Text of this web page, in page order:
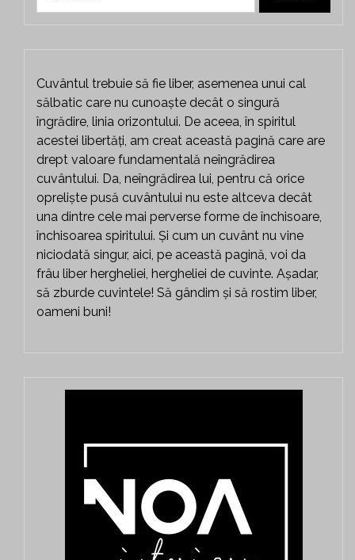
Cuvântul trebuie să fie liber, asemenea unui cal
sălbatic care nu cunoaște decât o singură
îngrădire, linia orizontului. De aceea, în spiritul
acestei libertăți, am creat această pagină care are
drept valoare fundamentală neîngrădirea
cuvântului. Da, neîngrădirea lui, pentru că orice
opreliște pusă cuvântului nu este altceva decât
una dintre cele mai perverse forme de închisoare,
închisoarea spiritului. Și cum un cuvânt nu vine
niciodată singur, aici, pe această pagină, voi da
frâu liber hergheliei, hergheliei de cuvinte. Așadar,
să zburde cuvintele! Să gândim și să rostim liber,
oameni buni!